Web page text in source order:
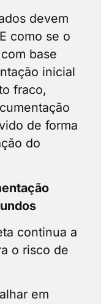
devem
como se o
base
inicial
fraco,
de forma
do
continua a
o risco de
em